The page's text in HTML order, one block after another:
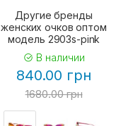
Другие бренды
женских очков оптом
модель 2903s-pink
В наличии
840.00 грн
1680.00 грн